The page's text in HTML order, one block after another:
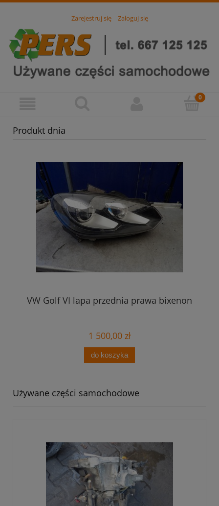
Zarejestruj się Zaloguj się
Produkt dnia
VW Golf VI lapa przednia prawa bixenon
1 500,00 zł
do koszyka
Używane części samochodowe